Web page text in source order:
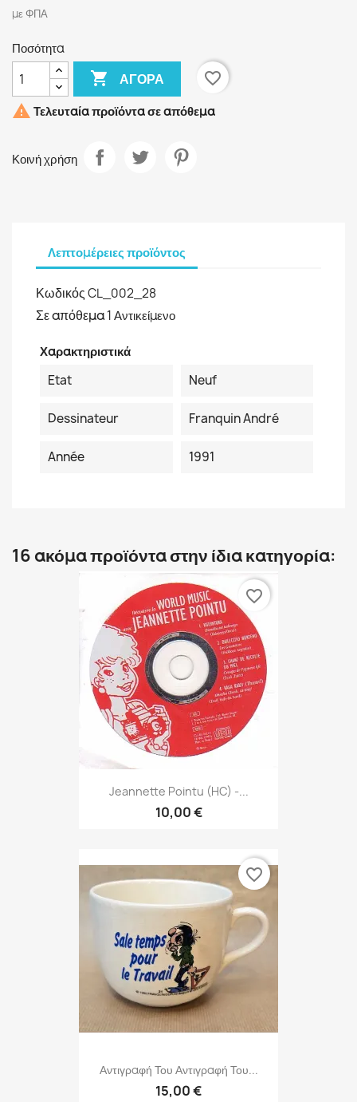
με ΦΠΑ
Ποσότητα
 ΑΓΟΡΆ
favorite_border
 Τελευταία προϊόντα σε απόθεμα
Κοινή χρήση
Λεπτομέρειες προϊόντος
ΚωδικόςCL_002_28
Σε απόθεμα1 Αντικείμενο
Χαρακτηριστικά
Etat
Neuf
Dessinateur Franquin André
Année 1991
16 ακόμα προϊόντα στην ίδια κατηγορία:
Jeannette Pointu (HC) -...
10,00 €
favorite_border
Αντιγραφή Του Αντιγραφή Του...
15,00 €
favorite_border